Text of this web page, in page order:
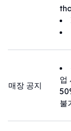
매장 공지
업
불